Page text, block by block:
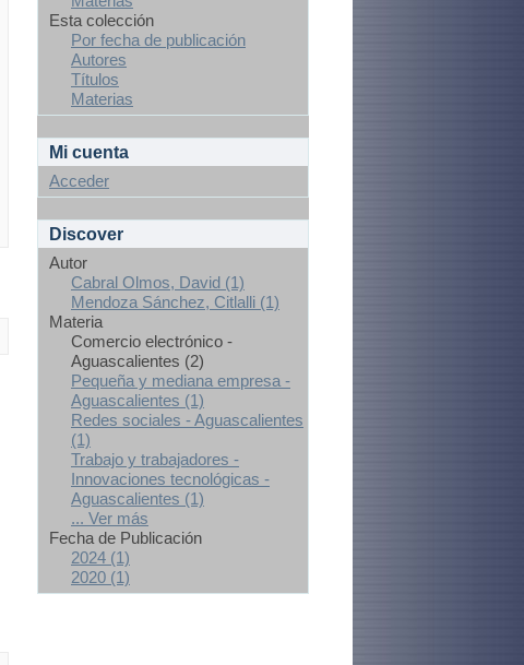
Esta colección
Por fecha de publicación
Autores
Títulos
Materias
Mi cuenta
Acceder
Discover
Autor
Cabral Olmos, David (1)
Mendoza Sánchez, Citlalli (1)
Materia
Comercio electrónico -
Aguascalientes (2)
Pequeña y mediana empresa -
Aguascalientes (1)
Redes sociales - Aguascalientes
(1)
Trabajo y trabajadores -
Innovaciones tecnológicas -
Aguascalientes (1)
... Ver más
Fecha de Publicación
2024 (1)
2020 (1)